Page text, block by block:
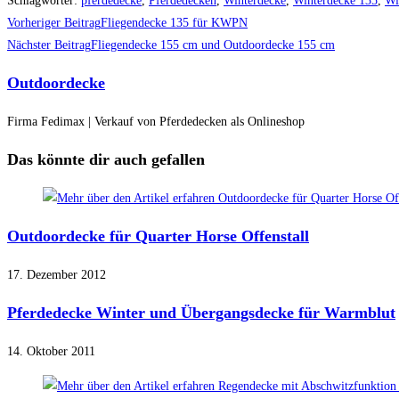
Weitere
Artikel
ansehen
Vorheriger BeitragFliegendecke 135 für KWPN
Nächster BeitragFliegendecke 155 cm und Outdoordecke 155 cm
Outdoordecke
Firma Fedimax | Verkauf von Pferdedecken als Onlineshop
Das könnte dir auch gefallen
Outdoordecke für Quarter Horse Offenstall
17. Dezember 2012
Pferdedecke Winter und Übergangsdecke für Warmblut
14. Oktober 2011